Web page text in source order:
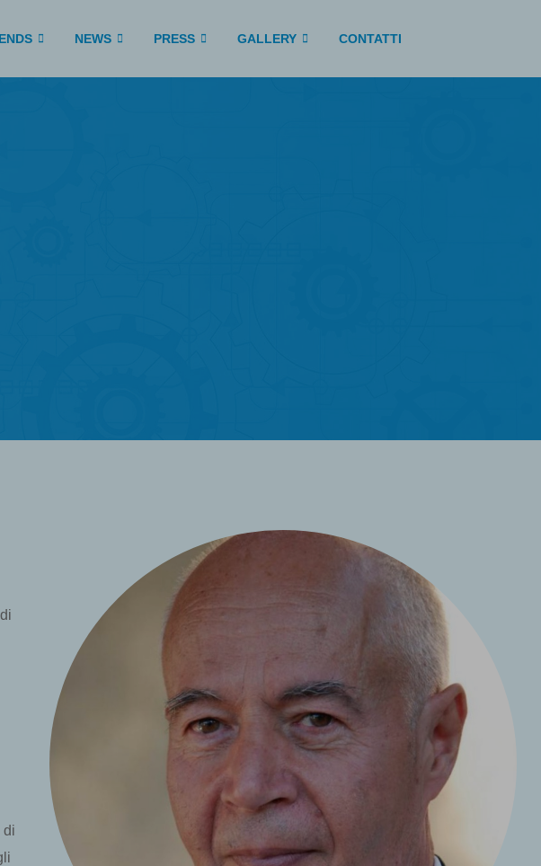
NEWS PRESS GALLERY CONTATTI
di